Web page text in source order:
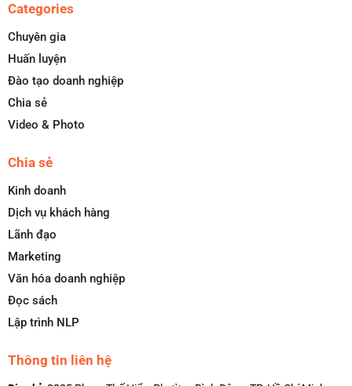
Categories
Chuyên gia
Huấn luyện
Đào tạo doanh nghiệp
Chia sẻ
Video & Photo
Chia sẻ
Kinh doanh
Dịch vụ khách hàng
Lãnh đạo
Marketing
Văn hóa doanh nghiệp
Đọc sách
Lập trình NLP
Thông tin liên hệ